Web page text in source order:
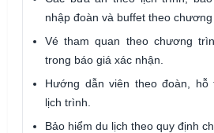
nhập đoàn và buffet theo chương
Vé tham quan theo chương
trong báo giá xác nhận.
Hướng dẫn viên theo đoàn, hỗ
lịch trình.
Bảo hiểm du lịch theo quy định